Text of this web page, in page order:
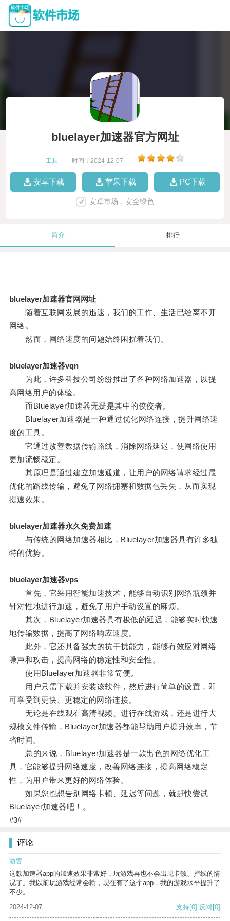
bluelayer加速器官方网址
工具 时间：2024-12-07
安卓下载 苹果下载 PC下载
安卓市场，安全绿色
简介 排行
bluelayer加速器官网网址
随着互联网发展的迅速，我们的工作、生活已经离不开
网络。
然而，网络速度的问题始终困扰着我们。
bluelayer加速器vqn
为此，许多科技公司纷纷推出了各种网络加速器，以提
高网络用户的体验。
而Bluelayer加速器无疑是其中的佼佼者。
Bluelayer加速器是一种通过优化网络连接，提升网络速
度的工具。
它通过改善数据传输路线，消除网络延迟，使网络使用
更加流畅稳定。
其原理是通过建立加速通道，让用户的网络请求经过最
优化的路线传输，避免了网络拥塞和数据包丢失，从而实现
提速效果。
bluelayer加速器永久免费加速
与传统的网络加速器相比，Bluelayer加速器具有许多独
特的优势。
bluelayer加速器vps
首先，它采用智能加速技术，能够自动识别网络瓶颈并
针对性地进行加速，避免了用户手动设置的麻烦。
其次，Bluelayer加速器具有极低的延迟，能够实时快速
地传输数据，提高了网络响应速度。
此外，它还具备强大的抗干扰能力，能够有效应对网络
噪声和攻击，提高网络的稳定性和安全性。
使用Bluelayer加速器非常简便。
用户只需下载并安装该软件，然后进行简单的设置，即
可享受到更快、更稳定的网络连接。
无论是在线观看高清视频、进行在线游戏，还是进行大
规模文件传输，Bluelayer加速器都能帮助用户提升效率，节
省时间。
总的来说，Bluelayer加速器是一款出色的网络优化工
具，它能够提升网络速度，改善网络连接，提高网络稳定
性，为用户带来更好的网络体验。
如果您也想告别网络卡顿、延迟等问题，就赶快尝试
Bluelayer加速器吧！。
#3#
评论
游客
这款加速器app的加速效果非常好，玩游戏再也不会出现卡顿、掉线的情
况了。我以前玩游戏经常会输，现在有了这个app，我的游戏水平提升了
不少。
2024-12-07
支持[0] 反对[0]